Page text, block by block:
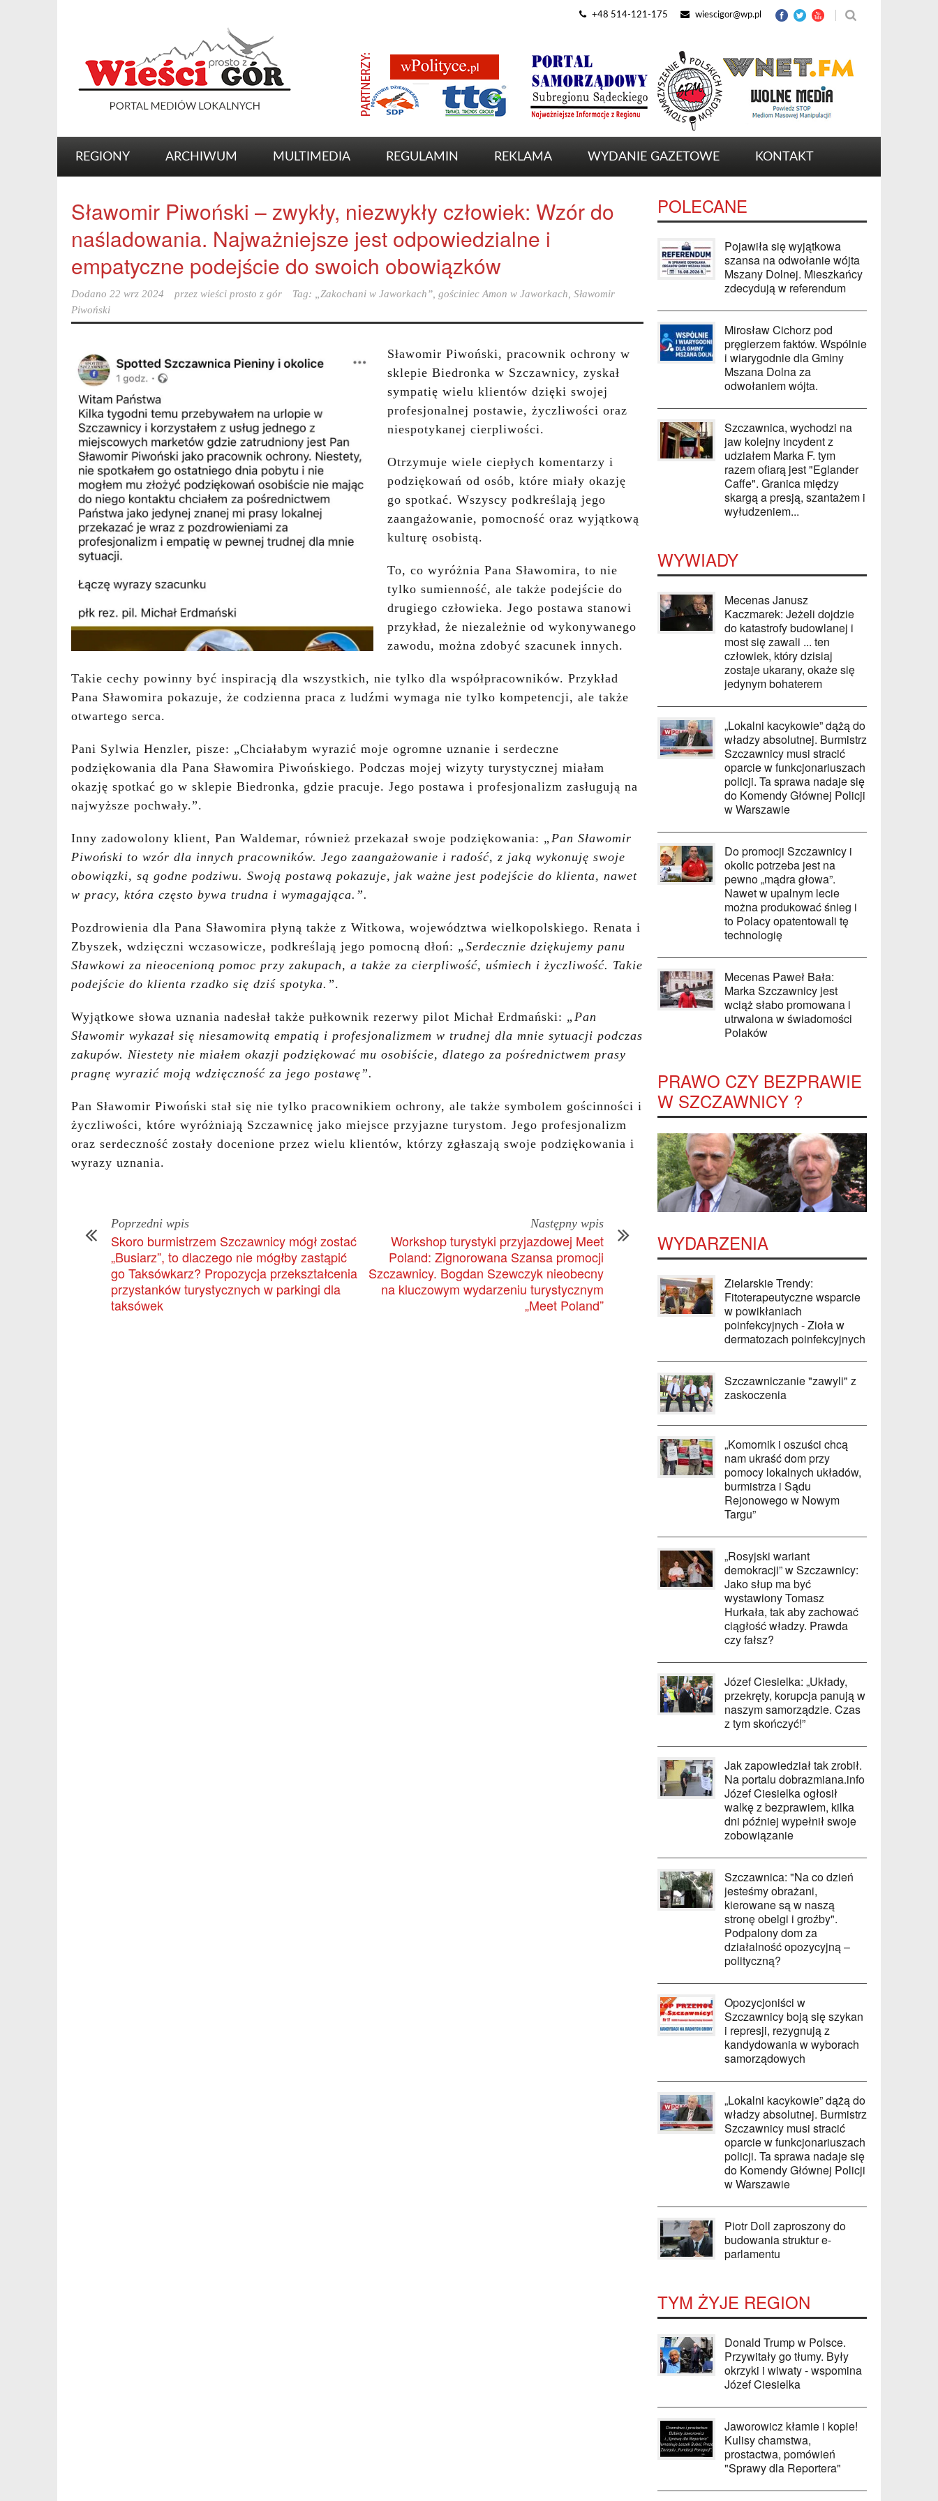
+48 514-121-175 wiescigor@wp.pl
REGIONY ARCHIWUM MULTIMEDIA REGULAMIN REKLAMA WYDANIE GAZETOWE KONTAKT
Sławomir Piwoński – zwykły, niezwykły człowiek: Wzór do
naśladowania. Najważniejsze jest odpowiedzialne i
empatyczne podejście do swoich obowiązków
Dodano 22 wrz 2024 przez wieści prosto z gór Tag: „Zakochani w Jaworkach” gościniec Amon w Jaworkach Sławomir
Piwoński
Sławomir Piwoński, pracownik ochrony w
sklepie Biedronka w Szczawnicy, zyskał
sympatię wielu klientów dzięki swojej
profesjonalnej postawie, życzliwości oraz
niespotykanej cierpliwości.
Otrzymuje wiele ciepłych komentarzy i
podziękowań od osób, które miały okazję
go spotkać. Wszyscy podkreślają jego
zaangażowanie, pomocność oraz wyjątkową
kulturę osobistą.
To, co wyróżnia Pana Sławomira, to nie
tylko sumienność, ale także podejście do
drugiego człowieka. Jego postawa stanowi
przykład, że niezależnie od wykonywanego
zawodu, można zdobyć szacunek innych.
Takie cechy powinny być inspiracją dla wszystkich, nie tylko dla współpracowników. Przykład
Pana Sławomira pokazuje, że codzienna praca z ludźmi wymaga nie tylko kompetencji, ale także
otwartego serca.
Pani Sylwia Henzler, pisze: „Chciałabym wyrazić moje ogromne uznanie i serdeczne
podziękowania dla Pana Sławomira Piwońskiego. Podczas mojej wizyty turystycznej miałam
okazję spotkać go w sklepie Biedronka, gdzie pracuje. Jego postawa i profesjonalizm zasługują na
najwyższe pochwały.”.
Inny zadowolony klient, Pan Waldemar, również przekazał swoje podziękowania: „Pan Sławomir
Piwoński to wzór dla innych pracowników. Jego zaangażowanie i radość, z jaką wykonuję swoje
obowiązki, są godne podziwu. Swoją postawą pokazuje, jak ważne jest podejście do klienta, nawet
w pracy, która często bywa trudna i wymagająca.”.
Pozdrowienia dla Pana Sławomira płyną także z Witkowa, województwa wielkopolskiego. Renata i
Zbyszek, wdzięczni wczasowicze, podkreślają jego pomocną dłoń: „Serdecznie dziękujemy panu
Sławkowi za nieocenioną pomoc przy zakupach, a także za cierpliwość, uśmiech i życzliwość. Takie
podejście do klienta rzadko się dziś spotyka.”.
Wyjątkowe słowa uznania nadesłał także pułkownik rezerwy pilot Michał Erdmański: „Pan
Sławomir wykazał się niesamowitą empatią i profesjonalizmem w trudnej dla mnie sytuacji podczas
zakupów. Niestety nie miałem okazji podziękować mu osobiście, dlatego za pośrednictwem prasy
pragnę wyrazić moją wdzięczność za jego postawę”.
Pan Sławomir Piwoński stał się nie tylko pracownikiem ochrony, ale także symbolem gościnności i
życzliwości, które wyróżniają Szczawnicę jako miejsce przyjazne turystom. Jego profesjonalizm
oraz serdeczność zostały docenione przez wielu klientów, którzy zgłaszają swoje podziękowania i
wyrazy uznania.
Poprzedni wpis
Skoro burmistrzem Szczawnicy mógł zostać
„Busiarz”, to dlaczego nie mógłby zastąpić
go Taksówkarz? Propozycja przekształcenia
przystanków turystycznych w parkingi dla
taksówek
Następny wpis
Workshop turystyki przyjazdowej Meet
Poland: Zignorowana Szansa promocji
Szczawnicy. Bogdan Szewczyk nieobecny
na kluczowym wydarzeniu turystycznym
„Meet Poland”
POLECANE
Pojawiła się wyjątkowa
szansa na odwołanie wójta
Mszany Dolnej. Mieszkańcy
zdecydują w referendum
Mirosław Cichorz pod
pręgierzem faktów. Wspólnie
i wiarygodnie dla Gminy
Mszana Dolna za
odwołaniem wójta.
Szczawnica, wychodzi na
jaw kolejny incydent z
udziałem Marka F. tym
razem ofiarą jest "Eglander
Caffe". Granica między
skargą a presją, szantażem i
wyłudzeniem...
WYWIADY
Mecenas Janusz
Kaczmarek: Jeżeli dojdzie
do katastrofy budowlanej i
most się zawali ... ten
człowiek, który dzisiaj
zostaje ukarany, okaże się
jedynym bohaterem
„Lokalni kacykowie” dążą do
władzy absolutnej. Burmistrz
Szczawnicy musi stracić
oparcie w funkcjonariuszach
policji. Ta sprawa nadaje się
do Komendy Głównej Policji
w Warszawie
Do promocji Szczawnicy i
okolic potrzeba jest na
pewno „mądra głowa”.
Nawet w upalnym lecie
można produkować śnieg i
to Polacy opatentowali tę
technologię
Mecenas Paweł Bała:
Marka Szczawnicy jest
wciąż słabo promowana i
utrwalona w świadomości
Polaków
PRAWO CZY BEZPRAWIE
W SZCZAWNICY ?
WYDARZENIA
Zielarskie Trendy:
Fitoterapeutyczne wsparcie
w powikłaniach
poinfekcyjnych - Zioła w
dermatozach poinfekcyjnych
Szczawniczanie "zawyli" z
zaskoczenia
„Komornik i oszuści chcą
nam ukraść dom przy
pomocy lokalnych układów,
burmistrza i Sądu
Rejonowego w Nowym
Targu”
„Rosyjski wariant
demokracji” w Szczawnicy:
Jako słup ma być
wystawiony Tomasz
Hurkała, tak aby zachować
ciągłość władzy. Prawda
czy fałsz?
Józef Ciesielka: „Układy,
przekręty, korupcja panują w
naszym samorządzie. Czas
z tym skończyć!”
Jak zapowiedział tak zrobił.
Na portalu dobrazmiana.info
Józef Ciesielka ogłosił
walkę z bezprawiem, kilka
dni później wypełnił swoje
zobowiązanie
Szczawnica: "Na co dzień
jesteśmy obrażani,
kierowane są w naszą
stronę obelgi i groźby".
Podpalony dom za
działalność opozycyjną –
polityczną?
Opozycjoniści w
Szczawnicy boją się szykan
i represji, rezygnują z
kandydowania w wyborach
samorządowych
„Lokalni kacykowie” dążą do
władzy absolutnej. Burmistrz
Szczawnicy musi stracić
oparcie w funkcjonariuszach
policji. Ta sprawa nadaje się
do Komendy Głównej Policji
w Warszawie
Piotr Doll zaproszony do
budowania struktur e-
parlamentu
TYM ŻYJE REGION
Donald Trump w Polsce.
Przywitały go tłumy. Były
okrzyki i wiwaty - wspomina
Józef Ciesielka
Jaworowicz kłamie i kopie!
Kulisy chamstwa,
prostactwa, pomówień
"Sprawy dla Reportera"